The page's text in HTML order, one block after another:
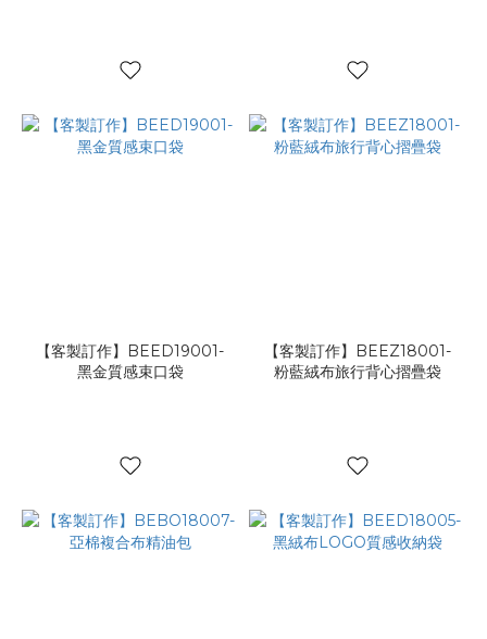
【客製訂作】BEED19001-
黑金質感束口袋
【客製訂作】BEEZ18001-
粉藍絨布旅行背心摺疊袋